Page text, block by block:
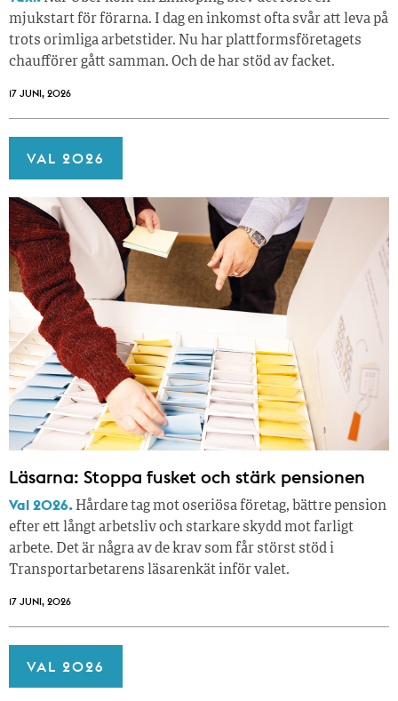
mjukstart för förarna. I dag en inkomst ofta svår att leva på
trots orimliga arbetstider. Nu har plattformsföretagets
chaufförer gått samman. Och de har stöd av facket.
17 JUNI, 2026
VAL 2026
Läsarna: Stoppa fusket och stärk pensionen
Val 2026. Hårdare tag mot oseriösa företag, bättre pension
efter ett långt arbetsliv och starkare skydd mot farligt
arbete. Det är några av de krav som får störst stöd i
Transportarbetarens läsar­enkät inför valet.
17 JUNI, 2026
VAL 2026